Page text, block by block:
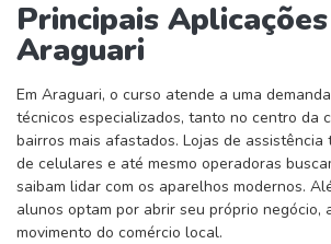
Principais
Araguari
Em Araguari, o curso atende a uma
técnicos especializados, tanto no centro da
bairros mais afastados. Lojas de assistência
de celulares e até mesmo operadoras
saibam lidar com os aparelhos modernos.
alunos optam por abrir seu próprio negócio,
movimento do comércio local.